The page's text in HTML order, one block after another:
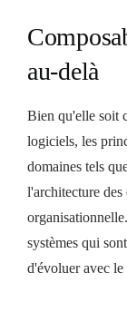
au-delà
Bien qu'elle soit
logiciels, les
domaines tels
l'architecture des
systèmes qui
d'évoluer avec le